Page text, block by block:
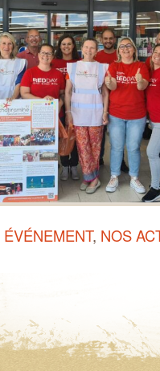
ÉVÉNEMENT, NOS